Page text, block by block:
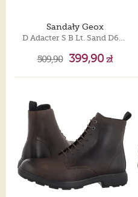
Sandały Geox
D Adacter S B Lt. Sand D670NA 00043 C5322
509,90 399,90zł